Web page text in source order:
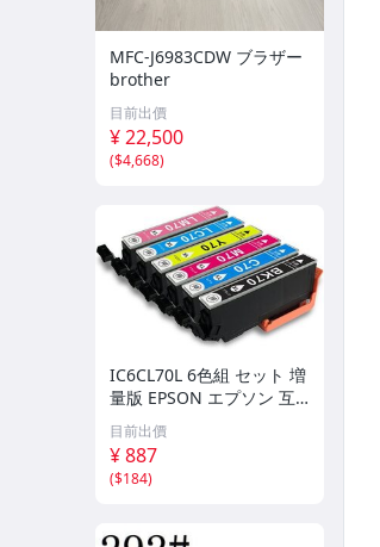
支架/迴轉台/夾具
▎監控周邊商品-變壓器
▎監控周邊商品-轉換器
▎監控周邊商品-工程監控螢幕
▎監控周邊商品-鎖具
▎監控周邊商品-對講機防水盒
▎RJ45轉VGA 轉接頭
MFC-J6983CDW ブラザー
brother
目前出價
¥ 22,500
($4,668)
IC6CL70L 6色組 セット 増
量版 EPSON エプソン 互
換インク 送料無料 ICBK70
L ICC70L ICM70L ICY70L
ICLC70L ICLM70L IC70
目前出價
¥ 887
($184)